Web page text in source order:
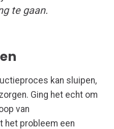
te gaan.
kan sluipen,
Ging het echt om
van
het probleem een